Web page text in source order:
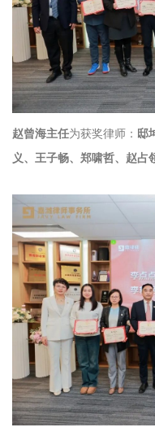
赵曾海主任为获奖律师： 邸
义、王子畅、郑啸哲、赵占